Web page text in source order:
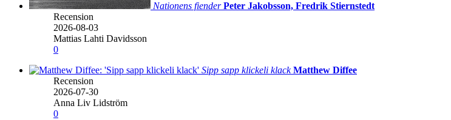
Nationens fiender Peter Jakobsson, Fredrik Stiernstedt
Recension
2026-08-03
Mattias Lahti Davidsson
0
Sipp sapp klickeli klack Matthew Diffee
Recension
2026-07-30
Anna Liv Lidström
0